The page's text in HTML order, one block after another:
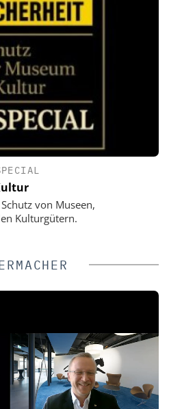
von Museen,
Kulturgütern.